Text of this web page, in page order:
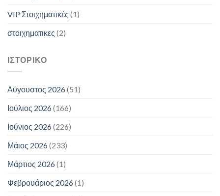
VIP Στοιχηματικές (1)
στοιχηματικες (2)
ΙΣΤΟΡΙΚΌ
Αύγουστος 2026(51)
Ιούλιος 2026(166)
Ιούνιος 2026(226)
Μάιος 2026(233)
Μάρτιος 2026(1)
Φεβρουάριος 2026(1)